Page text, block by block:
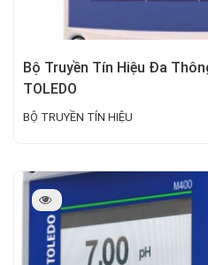
Bộ Truyền Tín Hiệu Đa
TOLEDO
BỘ TRUYỀN TÍN HIỆU